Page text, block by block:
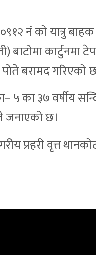
नं को यात्रु बाहक
बाटोमा कार्टुनमा
बरामद गरिएको
५ का ३७ वर्षीय
जनाएको छ।
प्रहरी वृत्त